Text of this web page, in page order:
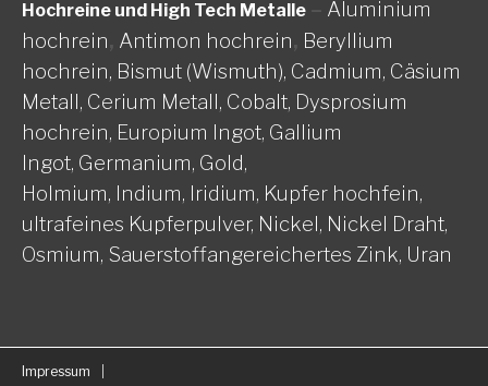
Hochreine und High Tech Metalle – Aluminium
hochrein, Antimon hochrein, Beryllium
hochrein, Bismut (Wismuth), Cadmium, Cäsium
Metall, Cerium Metall, Cobalt, Dysprosium
hochrein, Europium Ingot, Gallium
Ingot, Germanium, Gold,
Holmium, Indium, Iridium, Kupfer hochfein,
ultrafeines Kupferpulver, Nickel, Nickel Draht,
Osmium, Sauerstoffangereichertes Zink, Uran
Impressum